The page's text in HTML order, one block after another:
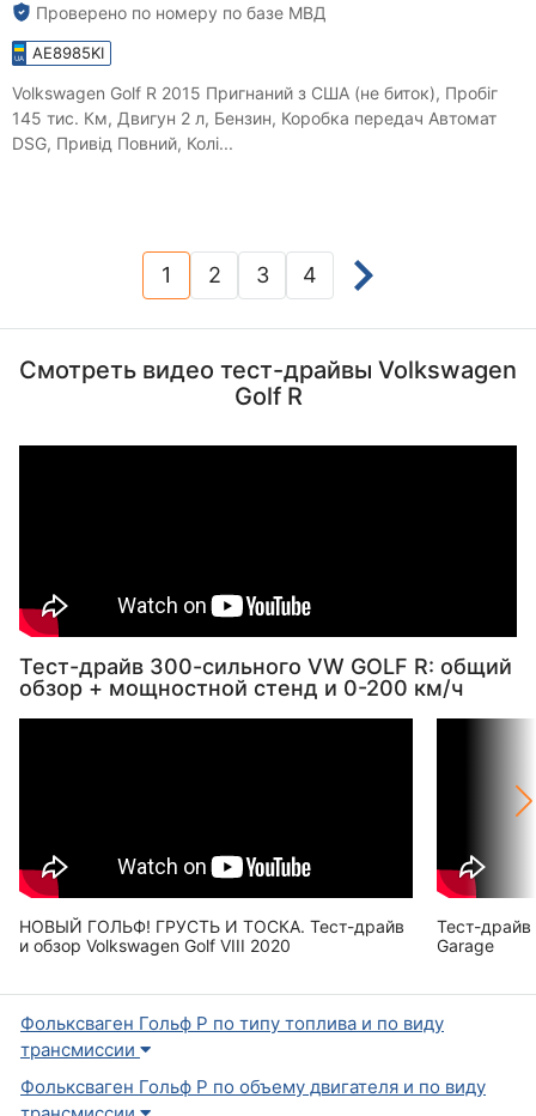
Проверено по номеру по базе МВД
AE8985KI
Volkswagen Golf R 2015 Пригнаний з США (не биток), Пробіг
145 тис. Км, Двигун 2 л, Бензин, Коробка передач Автомат
DSG, Привід Повний, Колі...
1(current)
2 3 4
Смотреть видео тест-драйвы Volkswagen
Golf R
Тест-драйв 300-сильного VW GOLF R: общий
обзор + мощностной стенд и 0-200 км/ч
НОВЫЙ ГОЛЬФ! ГРУСТЬ И ТОСКА. Тест-драйв
и обзор Volkswagen Golf VIII 2020
Тест-драйв
Garage
Фольксваген Гольф Р по типу топлива и по виду
трансмиссии
Фольксваген Гольф Р по объему двигателя и по виду